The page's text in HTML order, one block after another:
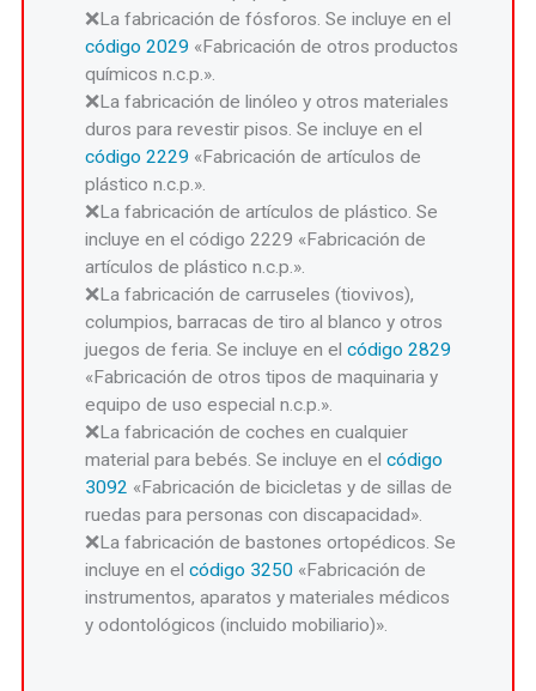
La fabricación de fósforos. Se incluye en el
código 2029 «Fabricación de otros productos
químicos n.c.p.».
La fabricación de linóleo y otros materiales
duros para revestir pisos. Se incluye en el
código 2229 «Fabricación de artículos de
plástico n.c.p.».
La fabricación de artículos de plástico. Se
incluye en el código 2229 «Fabricación de
artículos de plástico n.c.p.».
La fabricación de carruseles (tiovivos),
columpios, barracas de tiro al blanco y otros
juegos de feria. Se incluye en elcódigo 2829
«Fabricación de otros tipos de maquinaria y
equipo de uso especial n.c.p.».
La fabricación de coches en cualquier
material para bebés. Se incluye en elcódigo
3092 «Fabricación de bicicletas y de sillas de
ruedas para personas con discapacidad».
La fabricación de bastones ortopédicos. Se
incluye en elcódigo 3250 «Fabricación de
instrumentos, aparatos y materiales médicos
y odontológicos (incluido mobiliario)».